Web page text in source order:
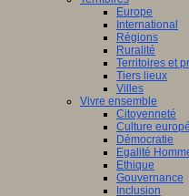
Europe
International
Régions
Ruralité
Territoires et
Tiers lieux
Villes
Vivre ensemble
Citoyenneté
Culture
Démocratie
Egalité
Ethique
Gouvernance
Inclusion